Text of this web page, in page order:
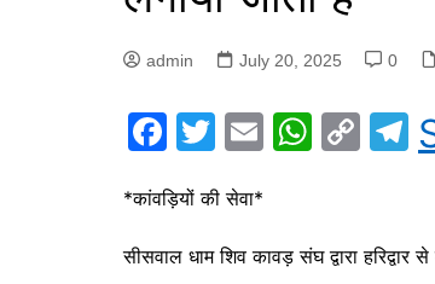
admin July 20, 2025 0
F
c
e
T
itt
er
E
l
W
s
C
y
T
*कांवड़ियों की सेवा*
सीसवाल धाम शिव कावड़ संघ द्वारा